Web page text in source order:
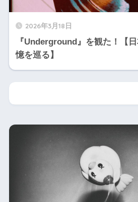
2026年3月18日
『Underground』を観た！【
憶を巡る】